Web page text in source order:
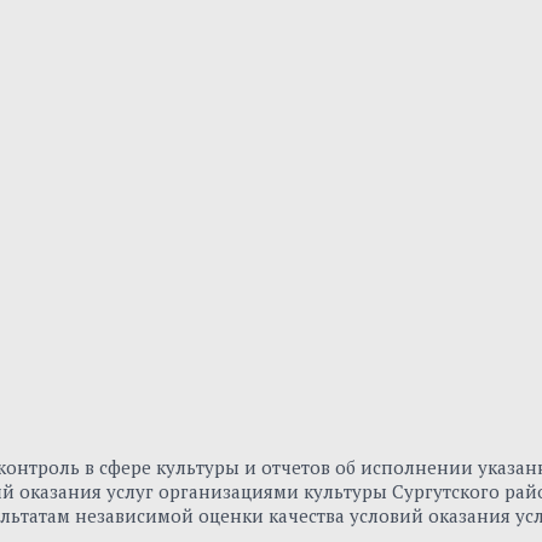
в сфере культуры и отчетов об исполнении
оказания услуг организациями культуры Сургутского
независимой оценки качества условий оказания